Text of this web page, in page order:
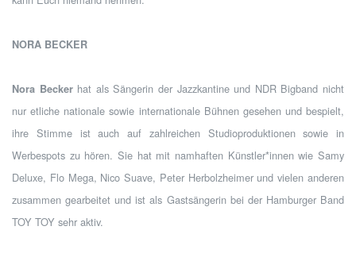
NORA BECKER
Nora Beckerhat als Sängerin der Jazzkantine und NDR Bigband nicht
nur etliche nationale sowie internationale Bühnen gesehen und bespielt,
ihre Stimme ist auch auf zahlreichen Studioproduktionen sowie in
Werbespots zu hören. Sie hat mit namhaften Künstler*innen wie Samy
Deluxe, Flo Mega, Nico Suave, Peter Herbolzheimer und vielen anderen
zusammen gearbeitet und ist als Gastsängerin bei der Hamburger Band
TOY TOY sehr aktiv.